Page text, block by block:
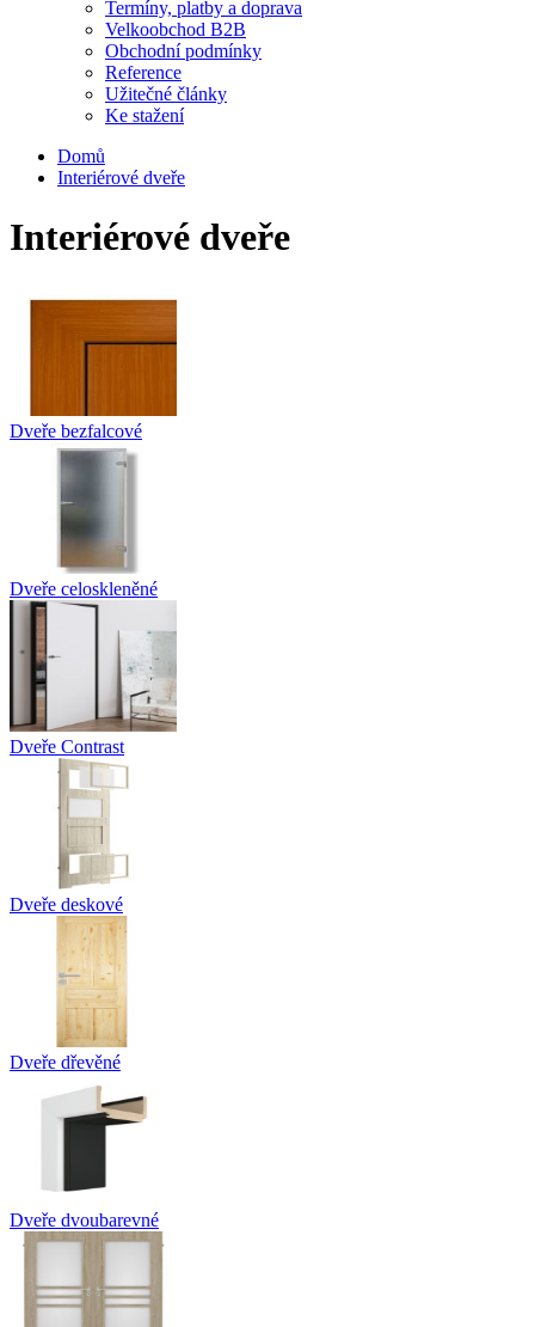
Termíny, platby a doprava
Velkoobchod B2B
Obchodní podmínky
Reference
Užitečné články
Ke stažení
Domů
Interiérové dveře
Interiérové dveře
Dveře bezfalcové
Dveře celoskleněné
Dveře Contrast
Dveře deskové
Dveře dřevěné
Dveře dvoubarevné